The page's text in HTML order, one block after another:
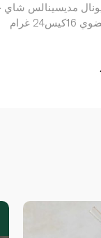
مديسينالس شاي
غرام